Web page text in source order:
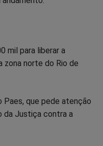
mil para liberar a
zona norte do Rio de
Paes, que pede atenção
da Justiça contra a